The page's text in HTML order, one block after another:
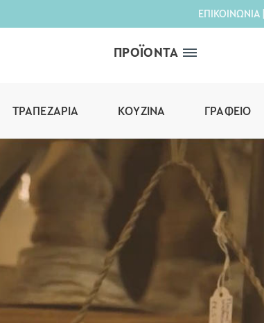
ΕΠΙΚΟΙΝΩΝΙΑ|
ΠΡΟΪΟΝΤΑ
ΤΡΑΠΕΖΑΡΊΑ ΚΟΥΖΊΝΑ ΓΡΑΦΕΊΟ